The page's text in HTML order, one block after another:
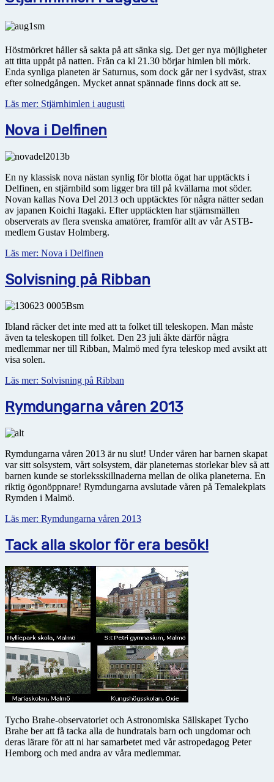
Höstmörkret håller så sakta på att sänka sig. Det ger nya möjligheter
att titta uppåt på natten. Från ca kl 21.30 börjar himlen bli mörk.
Enda synliga planeten är Saturnus, som dock går ner i sydväst, strax
efter solnedgången. Mycket annat spännade finns dock att se.
Läs mer: Stjärnhimlen i augusti
Nova i Delfinen
En ny klassisk nova nästan synlig för blotta ögat har upptäckts i
Delfinen, en stjärnbild som ligger bra till på kvällarna mot söder.
Novan kallas Nova Del 2013 och upptäcktes för några nätter sedan
av japanen Koichi Itagaki. Efter upptäckten har stjärnsmällen
observerats av flera svenska amatörer, framför allt av vår ASTB-
medlem Gustav Holmberg.
Läs mer: Nova i Delfinen
Solvisning på Ribban
Ibland räcker det inte med att ta folket till teleskopen. Man måste
även ta teleskopen till folket. Den 23 juli åkte därför några
medlemmar ner till Ribban, Malmö med fyra teleskop med avsikt att
visa solen.
Läs mer: Solvisning på Ribban
Rymdungarna våren 2013
Rymdungarna våren 2013 är nu slut! Under våren har barnen skapat
var sitt solsystem, vårt solsystem, där planeternas storlekar blev så att
barnen kunde se storleksskillnaderna mellan de olika planeterna. En
riktig ögonöppnare! Rymdungarna avslutade våren på Temalekplats
Rymden i Malmö.
Läs mer: Rymdungarna våren 2013
Tack alla skolor för era besök!
Tycho Brahe-observatoriet och Astronomiska Sällskapet Tycho
Brahe ber att få tacka alla de hundratals barn och ungdomar och
deras lärare för att ni har samarbetet med vår astropedagog Peter
Hemborg och med andra av våra medlemmar.